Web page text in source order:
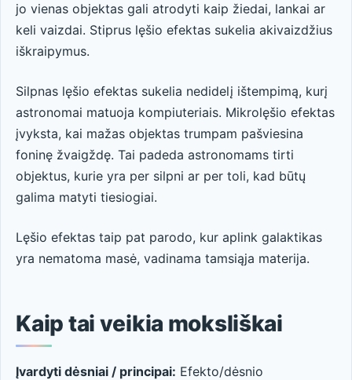
jo vienas objektas gali atrodyti kaip žiedai, lankai ar
keli vaizdai. Stiprus lęšio efektas sukelia akivaizdžius
iškraipymus.
Silpnas lęšio efektas sukelia nedidelį ištempimą, kurį
astronomai matuoja kompiuteriais. Mikrolęšio efektas
įvyksta, kai mažas objektas trumpam pašviesina
foninę žvaigždę. Tai padeda astronomams tirti
objektus, kurie yra per silpni ar per toli, kad būtų
galima matyti tiesiogiai.
Lęšio efektas taip pat parodo, kur aplink galaktikas
yra nematoma masė, vadinama tamsiąja materija.
Kaip tai veikia moksliškai
Įvardyti dėsniai / principai: Efekto/dėsnio